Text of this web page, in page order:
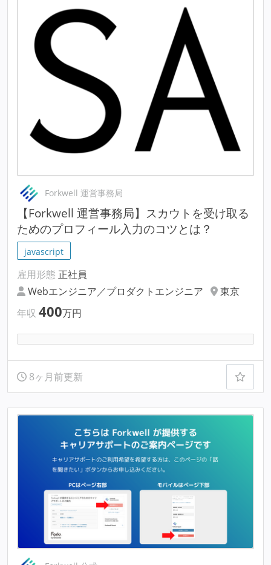
Forkwell 運営事務局
【Forkwell 運営事務局】スカウトを受け取る
ためのプロフィール入力のコツとは？
javascript
雇用形態 正社員
Webエンジニア／プロダクトエンジニア
東京
年収 400万円
8ヶ月前更新